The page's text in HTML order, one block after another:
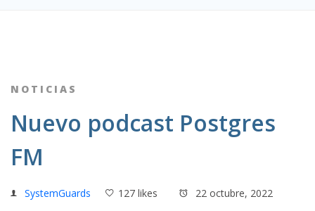
NOTICIAS
Nuevo podcast Postgres
FM
SystemGuards 127 likes 22 octubre, 2022